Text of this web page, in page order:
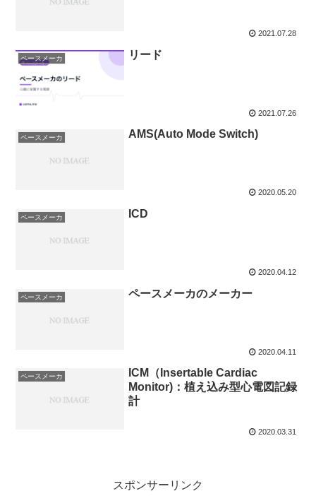
2021.07.28
ペースメーカ リード
2021.07.26
ペースメーカ AMS(Auto Mode Switch)
2020.05.20
ペースメーカ ICD
2020.04.12
ペースメーカ ペースメーカのメーカー
2020.04.11
ペースメーカ
ICM（Insertable Cardiac
Monitor)：植え込み型心電図記録
計
2020.03.31
スポンサーリンク